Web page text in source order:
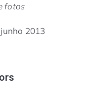
fotos
2013